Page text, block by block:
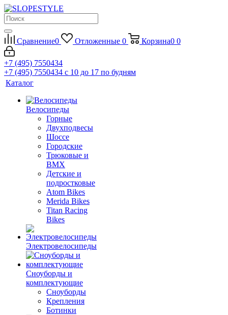
Сравнение0 Отложенные 0 Корзина0 0
+7 (495) 7550434
+7 (495) 7550434 с 10 до 17 по будням
Каталог
Велосипеды
Горные
Двухподвесы
Шоссе
Городские
Трюковые и
BMX
Детские и
подростковые
Atom Bikes
Merida Bikes
Titan Racing
Bikes
Электровелосипеды
Cноуборды и
комплектующие
Сноуборды
Крепления
Ботинки